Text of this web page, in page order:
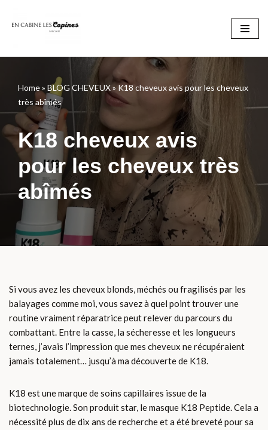
Home» BLOG CHEVEUX»K18 cheveux avis pour les cheveux
très abîmés
K18 cheveux avis
pour les cheveux très
abîmés
Si vous avez les cheveux blonds, méchés ou fragilisés par les
balayages comme moi, vous savez à quel point trouver une
routine vraiment réparatrice peut relever du parcours du
combattant. Entre la casse, la sécheresse et les longueurs
ternes, j’avais l’impression que mes cheveux ne récupéraient
jamais totalement… jusqu’à ma découverte de K18.
K18 est une marque de soins capillaires issue de la
biotechnologie. Son produit star, le masque K18 Peptide. Cela a
nécessité plus de dix ans de recherche et a été breveté pour sa